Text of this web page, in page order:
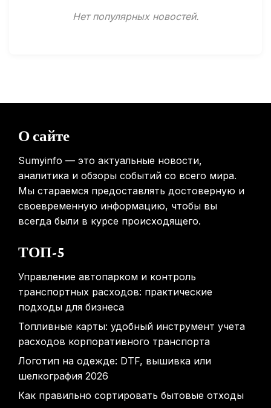
мобильных телефонов на здоровье
перемещаться между этажами
Нет популярных новостей.
О сайте
Sumyinfo — это актуальные новости,
аналитика и обзоры событий со всего мира.
Мы стараемся предоставлять достоверную и
своевременную информацию, чтобы вы
всегда были в курсе происходящего.
ТОП-5
Управление автопарком и контроль
транспортных расходов: практические
подходы для бизнеса
Топливные карты: удобный инструмент учета
расходов корпоративного транспорта
Логотип на одежде: DTF, вышивка или
шелкография 2026
Как правильно сортировать бытовые отходы